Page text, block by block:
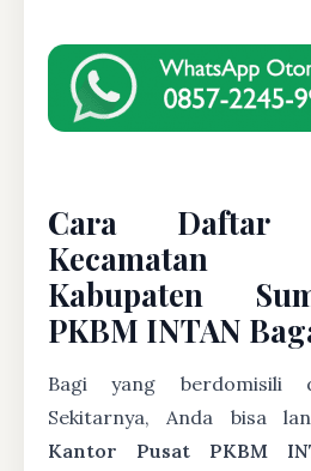
Cara
Kecamatan
Kabupaten
PKBM INTAN
Bagi yang berdomisili
Sekitarnya, Anda bisa
Kantor Pusat PKBM